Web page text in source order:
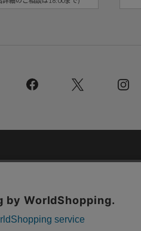
Co.,Ltd All Rights Reserved.